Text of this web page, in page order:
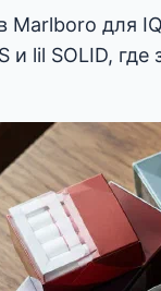
Marlboro для
и lil SOLID, где